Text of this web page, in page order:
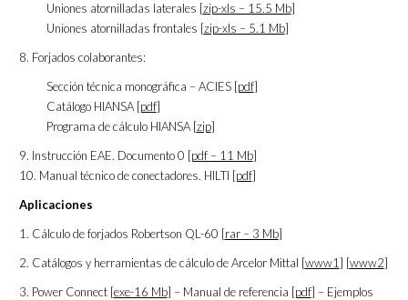
Uniones atornilladas laterales [zip-xls – 15.5 Mb]
Uniones atornilladas frontales [zip-xls – 5.1 Mb]
8. Forjados colaborantes:
Sección técnica monográfica – ACIES [pdf]
Catálogo HIANSA [pdf]
Programa de cálculo HIANSA [zip]
9. Instrucción EAE. Documento 0 [pdf – 11 Mb]
10. Manual técnico de conectadores. HILTI [pdf]
Aplicaciones
1. Cálculo de forjados Robertson QL-60 [rar – 3 Mb]
2. Catálogos y herramientas de cálculo de Arcelor Mittal [www1] [www2]
3. Power Connect [exe-16 Mb] – Manual de referencia [pdf] – Ejemplos